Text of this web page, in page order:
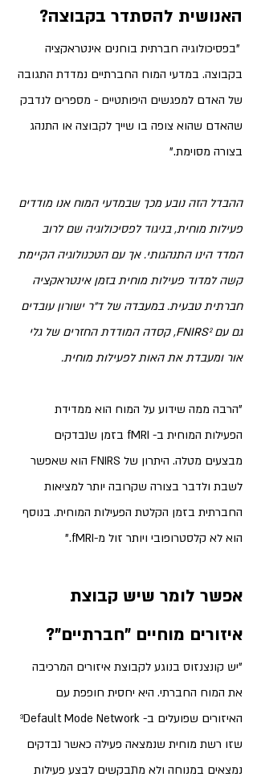
האנושית להסתדר בקבוצה?
"בפסיכולוגיה חברתית בוחנים אינטראקציה
בקבוצה. במדעי המוח החברתיים נמדדת התגובה
של האדם למפגשים היפותטיים - מספרים לנדבק
שהאדם שהוא צופה בו שייך לקבוצה או התנהג
בצורה מסוימת."
ההבדל הזה נובע מכך שבמדעי המוח אנו מודדים
פעילות מוחית, בניגוד לפסיכולוגיה שם לרוב
המדד הינו התנהגותי. אך עם הטכנולוגיה הקיימת
קשה למדוד פעילות מוחית בזמן אינטראקציה
חברתית טבעית. במעבדה של ד"ר ישורון עובדים
גם עם FNIRS², קסדה המודדת החזרים של גלי
אור ומעבדת את האות לפעילות מוחית.
"הרבה ממה שידוע על המוח הוא ממדידת
הפעילות המוחית ב- fMRI בזמן שנבדקים
מבצעים מטלה. היתרון של FNIRS הוא שאפשר
לשבת ולדבר בצורה שקרובה יותר למציאות
החברתית בזמן הקלטת הפעילות המוחית. בנוסף
הוא לא קלסטרופובי ויותר זול מ-fMRI."
אפשר לומר שיש קבוצת
איזורים מוחיים "חברתיים"?
"יש קונצנזוס בנוגע לקבוצת איזורים המרכיבה
את המוח החברתי. היא יחסית חופפת עם
שזו רשת מוחית שנמצאה פעילה כאשר נבדקים
נמצאים במנוחה ולא מתבקשים לבצע פעילות